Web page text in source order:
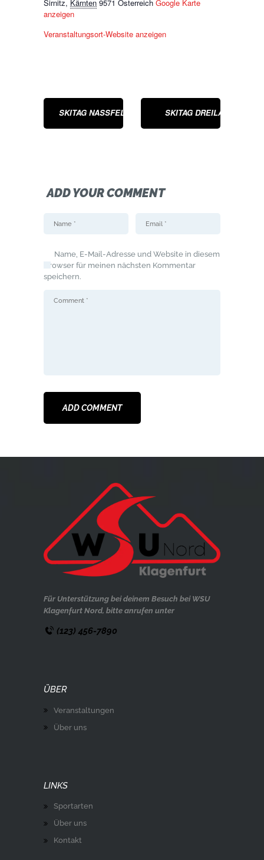
Sirnitz, Kärnten 9571 Österreich Google Karte
anzeigen
Veranstaltungsort-Website anzeigen
SKITAG NASSFELD SKITAG DREILÄNDERECK
ADD YOUR COMMENT
Name, E-Mail-Adresse und Website in diesem
Browser für meinen nächsten Kommentar
speichern.
Für Unterstützung bei deinem Besuch bei WSU
Klagenfurt Nord, bitte anrufen unter
(123) 456-7890
ÜBER
Veranstaltungen
Über uns
LINKS
Sportarten
Über uns
Kontakt